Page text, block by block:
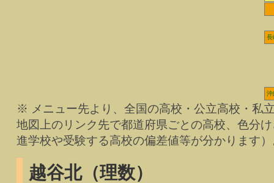
長
沖
※ メニュー先より、全国の高校・公立高校・私
地図上のリンク先で都道府県ごとの高校、色分
進学校や受験する高校の偏差値等が分かります
越谷北（理数）